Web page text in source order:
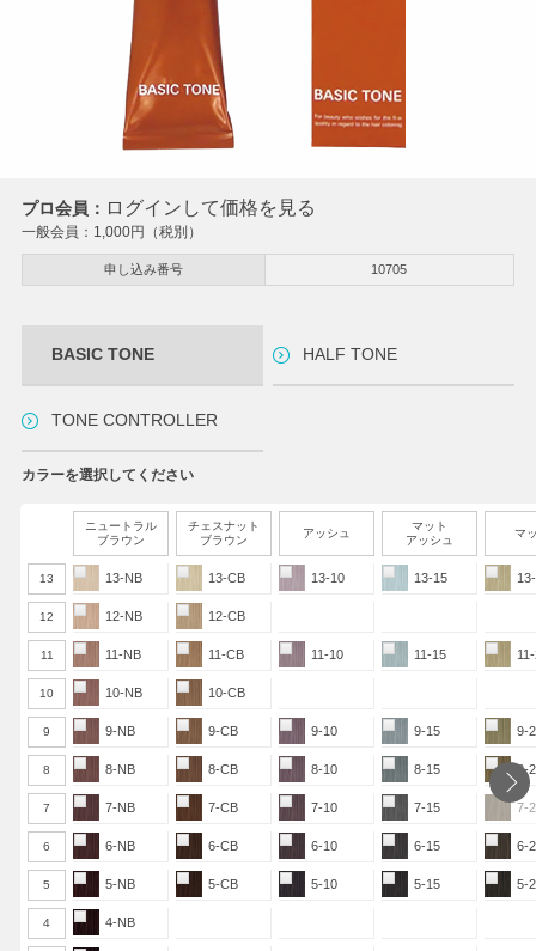
プロ会員： ログインして価格を見る
一般会員： 1,000円（税別）
申し込み番号 10705
カラーを選択してください
ニュートラル
ブラウン
チェスナット
ブラウン
アッシュ
マット
アッシュ
マ
13 13-NB 13-CB 13-10 13-15
12 12-NB 12-CB
11 11-NB 11-CB 11-10 11-15
10 10-NB 10-CB
9 9-NB 9-CB 9-10 9-15 9-
8 8-NB 8-CB 8-10 8-15 8-
7 7-NB 7-CB 7-10 7-15 7-
6 6-NB 6-CB 6-10 6-15 6-
5 5-NB 5-CB 5-10 5-15 5-
4 4-NB
BASIC TONE HALF TONE
TONE CONTROLLER